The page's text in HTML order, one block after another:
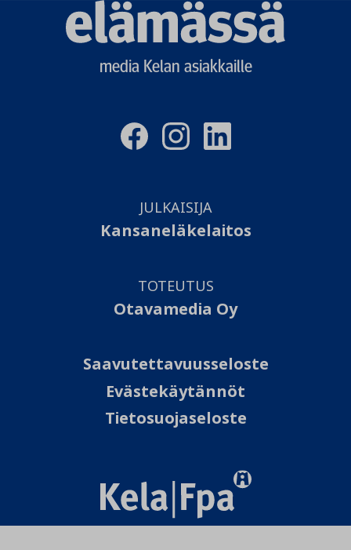
Elämässä
logo
media Kelan asiakkaille
JULKAISIJA
Kansaneläkelaitos
TOTEUTUS
Otavamedia Oy
Saavutettavuusseloste
Evästekäytännöt
Tietosuojaseloste